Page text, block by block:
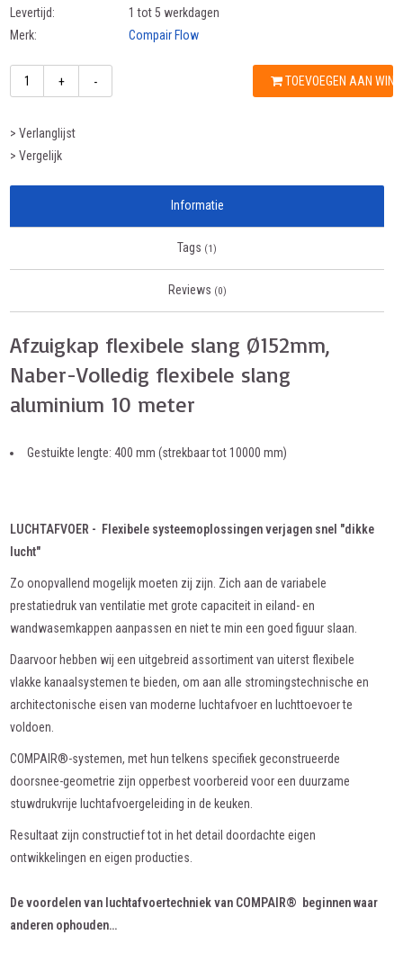
Levertijd:
1 tot 5 werkdagen
Merk:
Compair Flow
+ - TOEVOEGEN AAN
> Verlanglijst
> Vergelijk
Informatie
Tags (1)
Reviews (0)
Afzuigkap flexibele slang Ø152mm,
Naber-Volledig flexibele slang
aluminium 10 meter
Gestuikte lengte: 400 mm (strekbaar tot 10000 mm)
LUCHTAFVOER - Flexibele systeemoplossingen verjagen snel "dikke
lucht"
Zo onopvallend mogelijk moeten zij zijn. Zich aan de variabele
prestatiedruk van ventilatie met grote capaciteit in eiland- en
wandwasemkappen aanpassen en niet te min een goed figuur slaan.
Daarvoor hebben wij een uitgebreid assortiment van uiterst flexibele
vlakke kanaalsystemen te bieden, om aan alle stromingstechnische en
architectonische eisen van moderne luchtafvoer en luchttoevoer te
voldoen.
COMPAIR®-systemen, met hun telkens specifiek geconstrueerde
doorsnee-geometrie zijn opperbest voorbereid voor een duurzame
stuwdrukvrije luchtafvoergeleiding in de keuken.
Resultaat zijn constructief tot in het detail doordachte eigen
ontwikkelingen en eigen producties.
De voordelen van luchtafvoertechniek van COMPAIR® beginnen waar
anderen ophouden…